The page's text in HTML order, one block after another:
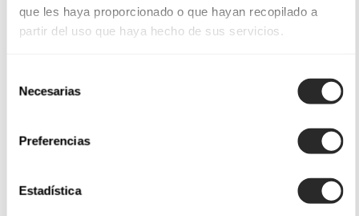
que les haya proporcionado o que hayan recopilado a
partir del uso que haya hecho de sus servicios.
Necesarias
Preferencias
Estadística